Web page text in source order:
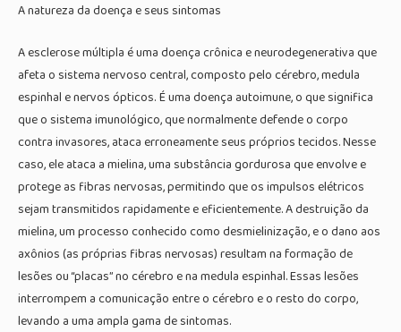
A natureza da doença e seus sintomas
A esclerose múltipla é uma doença crônica e neurodegenerativa que
afeta o sistema nervoso central, composto pelo cérebro, medula
espinhal e nervos ópticos. É uma doença autoimune, o que significa
que o sistema imunológico, que normalmente defende o corpo
contra invasores, ataca erroneamente seus próprios tecidos. Nesse
caso, ele ataca a mielina, uma substância gordurosa que envolve e
protege as fibras nervosas, permitindo que os impulsos elétricos
sejam transmitidos rapidamente e eficientemente. A destruição da
mielina, um processo conhecido como desmielinização, e o dano aos
axônios (as próprias fibras nervosas) resultam na formação de
lesões ou “placas” no cérebro e na medula espinhal. Essas lesões
interrompem a comunicação entre o cérebro e o resto do corpo,
levando a uma ampla gama de sintomas.